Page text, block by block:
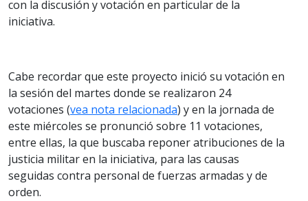
con la discusión y votación en particular de la
iniciativa.
Cabe recordar que este proyecto inició su votación en
la sesión del martes donde se realizaron 24
votaciones (vea nota relacionada) y en la jornada de
este miércoles se pronunció sobre 11 votaciones,
entre ellas, la que buscaba reponer atribuciones de la
justicia militar en la iniciativa, para las causas
seguidas contra personal de fuerzas armadas y de
orden.